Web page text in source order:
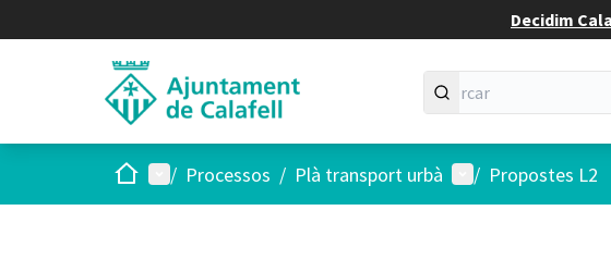
Decidim
Inici Menú principal
/ Processos / Plà transport urbà Menú d'usuari
/ Propostes L2